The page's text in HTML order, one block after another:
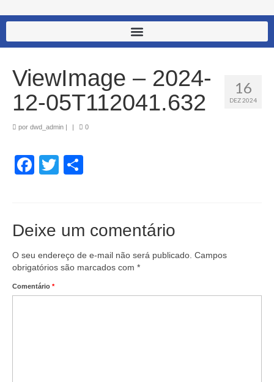
16
DEZ 2024
ViewImage – 2024-
12-05T112041.632
por dwd_admin 0
Facebook
Twitter
Deixe um comentário
O seu endereço de e-mail não será publicado. Campos
obrigatórios são marcados com *
Comentário *